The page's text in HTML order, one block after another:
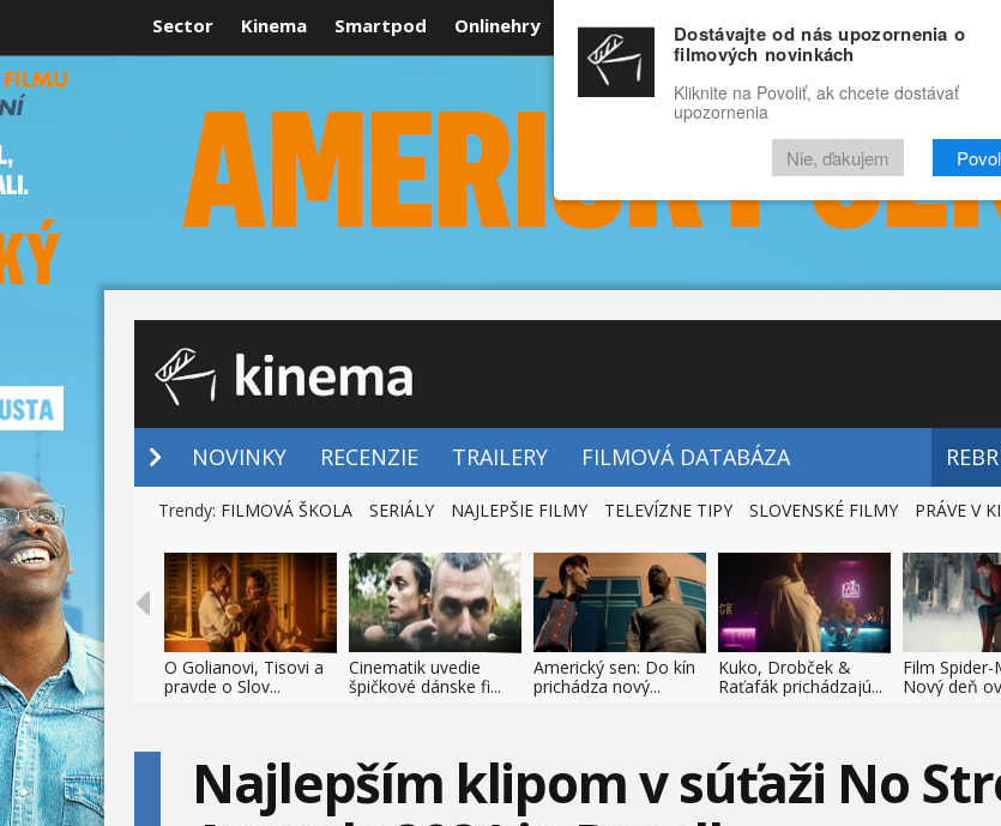
Sector Kinema Smartpod Onlinehry Rozprávky Funny Docu
RECENZIE VIDEÁ FILMY
NOVINKY RECENZIE TRAILERY FILMOVÁ DATABÁZA
Trendy: FILMOVÁ ŠKOLA SERIÁLY NAJLEPŠIE FILMY TELEVÍZNE TIPY SLOVENSKÉ FILMY PRÁVE V
O Golianovi, Tisovi a
pravde o Slov...
Cinematik uvedie
špičkové dánske fi...
Americký sen: Do kín
prichádza nový...
Kuko, Drobček &
Raťafák prichádzajú...
Film Spider-
Nový deň
Najlepším klipom v súťaži No
Dostávajte od nás upozornenia o
filmových novinkách
Kliknite na Povoliť, ak chcete dostávať
upozornenia
Nie, ďakujem